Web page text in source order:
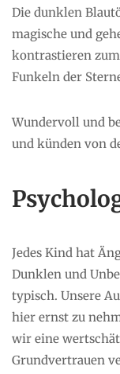
Die dunklen
magische und
kontrastieren
Funkeln der
Wundervoll und
und künden von
Jedes Kind hat
Dunklen und
typisch. Unsere
hier ernst zu
wir eine
Grundvertrauen